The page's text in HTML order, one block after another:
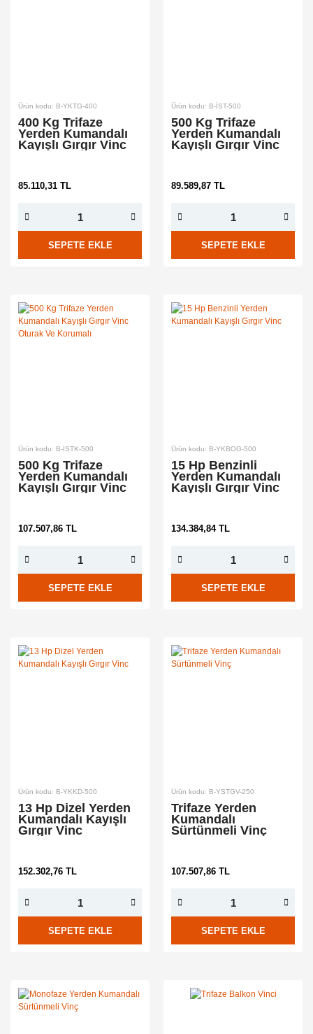
Ürün kodu: B-YKTG-400
400 Kg Trifaze
Yerden Kumandalı
Kayışlı Gırgır Vinc
85.110,31 TL
SEPETE EKLE
Ürün kodu: B-İST-500
500 Kg Trifaze
Yerden Kumandalı
Kayışlı Gırgır Vinc
89.589,87 TL
SEPETE EKLE
Ürün kodu: B-İSTK-500
500 Kg Trifaze
Yerden Kumandalı
Kayışlı Gırgır Vinc
107.507,86 TL
SEPETE EKLE
Ürün kodu: B-YKBOG-500
15 Hp Benzinli
Yerden Kumandalı
Kayışlı Gırgır Vinc
134.384,84 TL
SEPETE EKLE
Ürün kodu: B-YKKD-500
13 Hp Dizel Yerden
Kumandalı Kayışlı
Gırgır Vinc
152.302,76 TL
SEPETE EKLE
Ürün kodu: B-YSTGV-250
Trifaze Yerden
Kumandalı
Sürtünmeli Vinç
107.507,86 TL
SEPETE EKLE